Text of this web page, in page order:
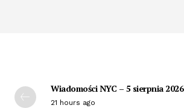
Wiadomości NYC – 5 sierpnia 2026
21 hours ago